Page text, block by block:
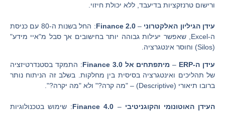
ורישום טרנזקציות בדיעבד, ללא יכולת חיזוי.
עידן הגיליון האלקטרוני –
Finance 2.0
:
החל בשנות ה-80 עם כניסת
ה-Excel , שאפשר יעילות גבוהה יותר בחישובים אך סבל מ"איי מידע"
(
Silos) וחוסר אינטגרציה.
עידן ה-ERP – מיתפתחים אלFinance 3.0
: התמקד בסטנדרטיזציה
של תהליכים ואינטגרציה בסיסית בין מחלקות. בשלב זה הניתוח נותר
ברובו תיאורי (Descriptive) – "מה קרה?" ולא "מה יקרה?".
העידן האוטונומי והקוגניטיבי–
Finance 4.0
: שימוש בטכנולוגיות